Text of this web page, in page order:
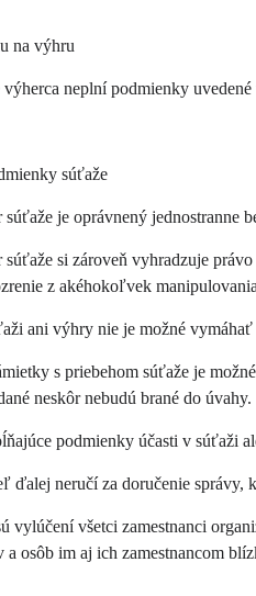
na výhru
neplní podmienky
súťaže
súťaže je oprávnený
súťaže si zároveň vyhradzuje
z akéhokoľvek
ani výhry nie je možné
s priebehom súťaže je
neskôr nebudú brané do úvahy.
podmienky účasti v súťaži
ďalej neručí za doručenie správy,
vylúčení všetci zamestnanci
a osôb im aj ich zamestnancom